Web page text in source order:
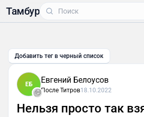
Тамбур
Добавить тег в черный список
ЕБ Евгений Белоусов
После Титров18.10.2022
Нельзя просто так